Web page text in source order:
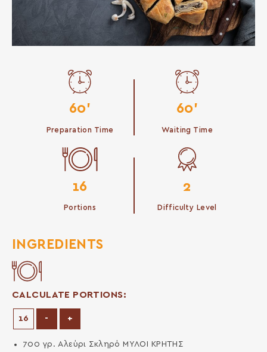
60'
Preparation Time
60'
Waiting Time
16
Portions
2
Difficulty Level
INGREDIENTS
CALCULATE PORTIONS:
- Decrease Portions
+Increase Portions
700 γρ. Aλεύρι Σκληρό ΜΥΛΟΙ ΚΡΗΤΗΣ